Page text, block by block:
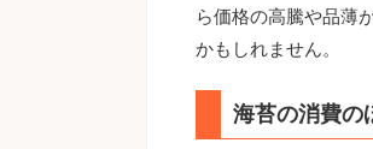
ら価格の高騰や品薄
かもしれません。
海苔の消費の